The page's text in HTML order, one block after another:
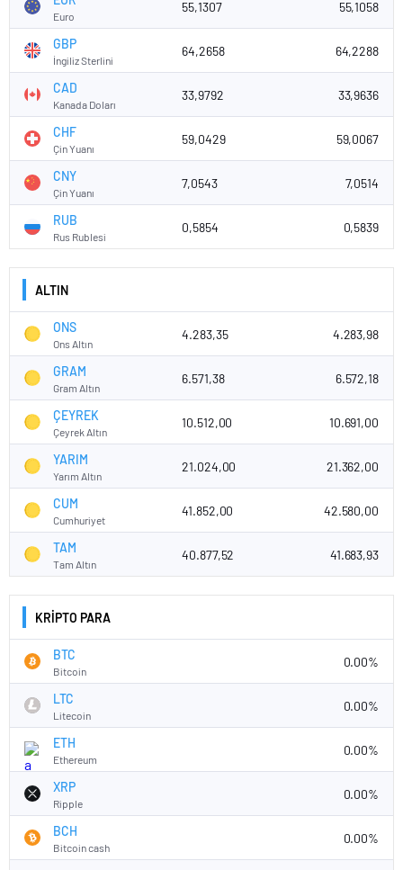
Euro
55,1307 55,1058
GBP
İngiliz Sterlini
64,2658 64,2288
CAD
Kanada Doları
33,9792 33,9636
CHF
Çin Yuanı
59,0429 59,0067
CNY
Çin Yuanı
7,0543 7,0514
RUB
Rus Rublesi
0,5854 0,5839
ALTIN
ONS
Ons Altın
4.283,35 4.283,98
GRAM
Gram Altın
6.571,38 6.572,18
ÇEYREK
Çeyrek Altın
10.512,00 10.691,00
YARIM
Yarım Altın
21.024,00 21.362,00
CUM
Cumhuriyet
41.852,00 42.580,00
TAM
Tam Altın
40.877,52 41.683,93
KRİPTO PARA
BTC
Bitcoin
0.00%
LTC
Litecoin
0.00%
ETH
Ethereum
0.00%
XRP
Ripple
0.00%
BCH
Bitcoin cash
0.00%